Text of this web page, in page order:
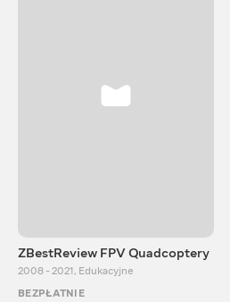
ZBestReview FPV Quadcoptery
2008 - 2021, Edukacyjne
BEZPŁATNIE